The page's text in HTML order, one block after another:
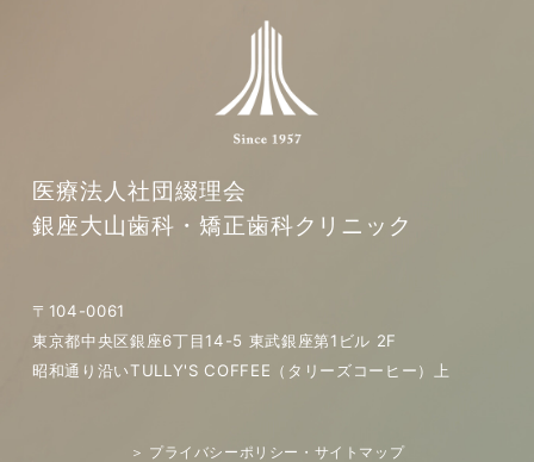
医療法人社団綴理会
銀座大山歯科・矯正歯科クリニック
〒104-0061
東京都中央区銀座6丁目14-5 東武銀座第1ビル 2F
昭和通り沿いTULLY'S COFFEE（タリーズコーヒー）上
＞ プライバシーポリシー・サイトマップ